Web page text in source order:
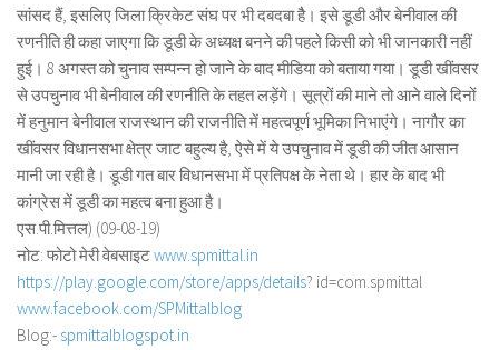
सांसद हैं, इसलिए जिला क्रिकेट संघ पर भी दबदबा हैै। इसे डूडी और बेनीवाल की
रणनीति ही कहा जाएगा कि डूडी के अध्यक्ष बनने की पहले किसी को भी जानकारी नहीं
हुई। 8 अगस्त को चुनाव सम्पन्न हो जाने के बाद मीडिया को बताया गया। डूडी खींवसर
से उपचुनाव भी बेनीवाल की रणनीति के तहत लड़ेंगे। सूत्रों की माने तो आने वाले दिनों
में हनुमान बेनीवाल राजस्थान की राजनीति में महत्वपूर्ण भूमिका निभाएंगे। नागौर का
खींवसर विधानसभा क्षेत्र जाट बहुल्य है, ऐसे में ये उपचुनाव में डूडी की जीत आसान
मानी जा रही है। डूडी गत बार विधानसभा में प्रतिपक्ष के नेता थे। हार के बाद भी
कांग्रेस में डूडी का महत्व बना हुआ है।
एस.पी.मित्तल) (09-08-19)
नोट: फोटो मेरी वेबसाइटwww.spmittal.in
https://play.google.com/store/apps/details? id=com.spmittal
www.facebook.com/SPMittalblog
Blog:- spmittalblogspot.in